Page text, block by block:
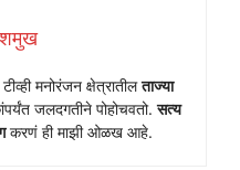
मनोरंजन क्षेत्रातीलताज्या
जलदगतीने पोहोचवतो.सत्य
करणं ही माझी ओळख आहे.